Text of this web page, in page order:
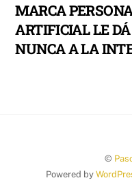
MARCA
ARTIFICIAL LE
NUNCA A LA
©
Powered by